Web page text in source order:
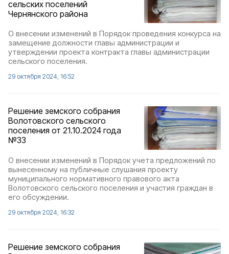
сельских поселений
Чернянского района
О внесении изменений в Порядок проведения конкурса на
замещение должности главы администрации и
утверждении проекта контракта главы администрации
сельского поселения.
29 октября 2024, 16:52
Решение земского собрания
Волотовского сельского
поселения от 21.10.2024 года
№33
О внесении изменений в Порядок учета предложений по
вынесенному на публичные слушания проекту
муниципального нормативного правового акта
Волотовского сельского поселения и участия граждан в
его обсуждении.
29 октября 2024, 16:32
Решение земского собрания